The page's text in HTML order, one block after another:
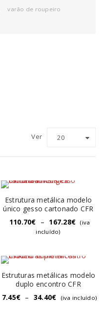
varão de roupeiro
Ver 20
Estrutura metálica modelo
único gesso cartonado CFR
110.70€ – 167.28€
(iva
incluído)
Estruturas metálicas modelo
duplo encontro CFR
7.45€ – 34.40€ (iva incluído)